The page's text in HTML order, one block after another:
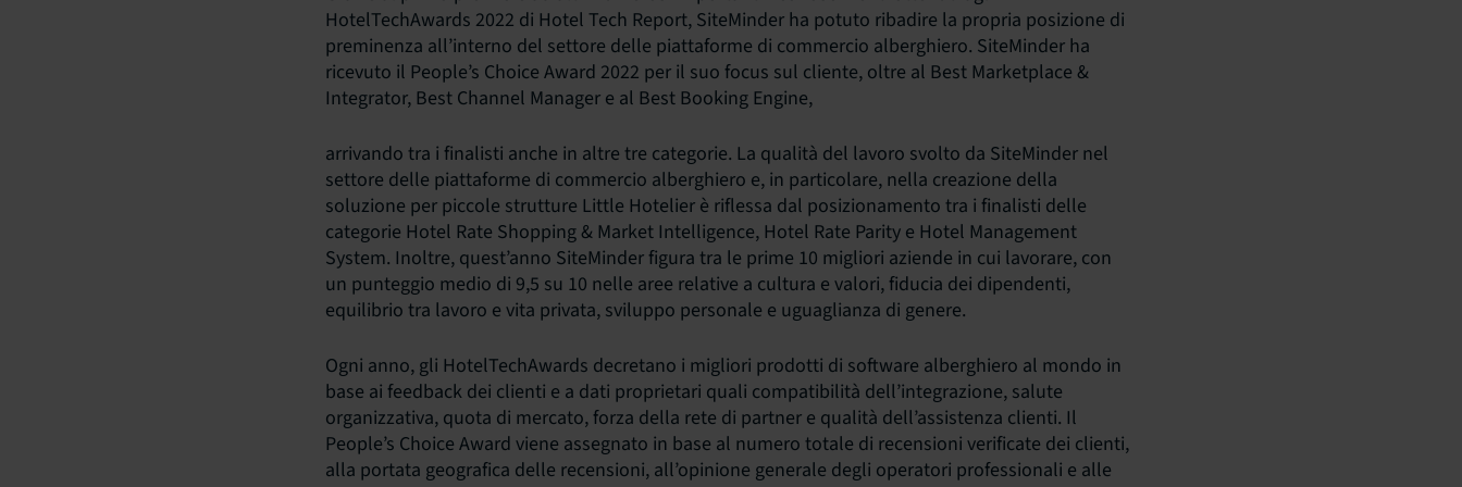
HotelTechAwards 2022 di Hotel Tech Report, SiteMinder ha potuto ribadire la propria posizione di
preminenza all’interno del settore delle piattaforme di commercio alberghiero. SiteMinder ha
ricevuto il People’s Choice Award 2022 per il suo focus sul cliente, oltre al Best Marketplace &
Integrator, Best Channel Manager e al Best Booking Engine,
arrivando tra i finalisti anche in altre tre categorie. La qualità del lavoro svolto da SiteMinder nel
settore delle piattaforme di commercio alberghiero e, in particolare, nella creazione della
soluzione per piccole strutture Little Hotelier è riflessa dal posizionamento tra i finalisti delle
categorie Hotel Rate Shopping & Market Intelligence, Hotel Rate Parity e Hotel Management
System. Inoltre, quest’anno SiteMinder figura tra le prime 10 migliori aziende in cui lavorare, con
un punteggio medio di 9,5 su 10 nelle aree relative a cultura e valori, fiducia dei dipendenti,
equilibrio tra lavoro e vita privata, sviluppo personale e uguaglianza di genere.
Ogni anno, gli HotelTechAwards decretano i migliori prodotti di software alberghiero al mondo in
base ai feedback dei clienti e a dati proprietari quali compatibilità dell’integrazione, salute
organizzativa, quota di mercato, forza della rete di partner e qualità dell’assistenza clienti. Il
People’s Choice Award viene assegnato in base al numero totale di recensioni verificate dei clienti,
alla portata geografica delle recensioni, all’opinione generale degli operatori professionali e alle